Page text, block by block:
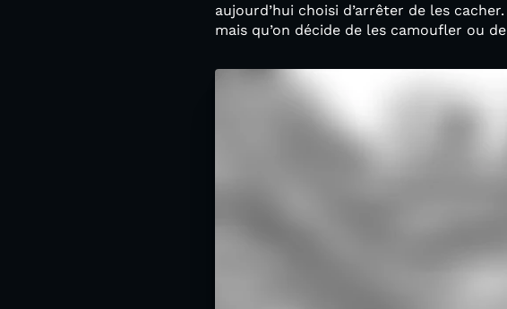
aujourd’hui choisi d’arrêter de les
mais qu’on décide de les camoufler ou